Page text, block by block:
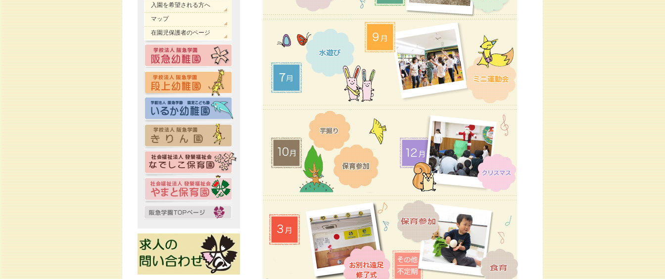
入園を希望される方へ
マップ
在園児保護者のページ